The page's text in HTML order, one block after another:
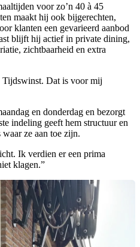
voor zo’n 40 à 45
maakt hij ook bijgerechten,
klanten een gevarieerd aanbod
blijft hij actief in private dining,
zichtbaarheid en extra
Dat is voor mij
en donderdag en bezorgt
indeling geeft hem structuur en
ze aan toe zijn.
Ik verdien er een prima
klagen.”